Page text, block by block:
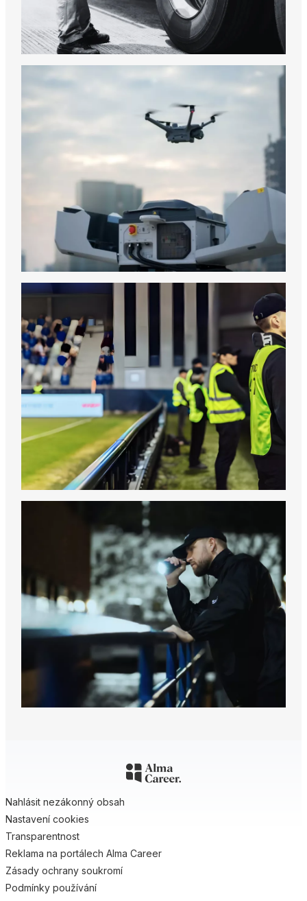
Nahlásit nezákonný obsah
Nastavení cookies
Transparentnost
Reklama na portálech Alma Career
Zásady ochrany soukromí
Podmínky používání